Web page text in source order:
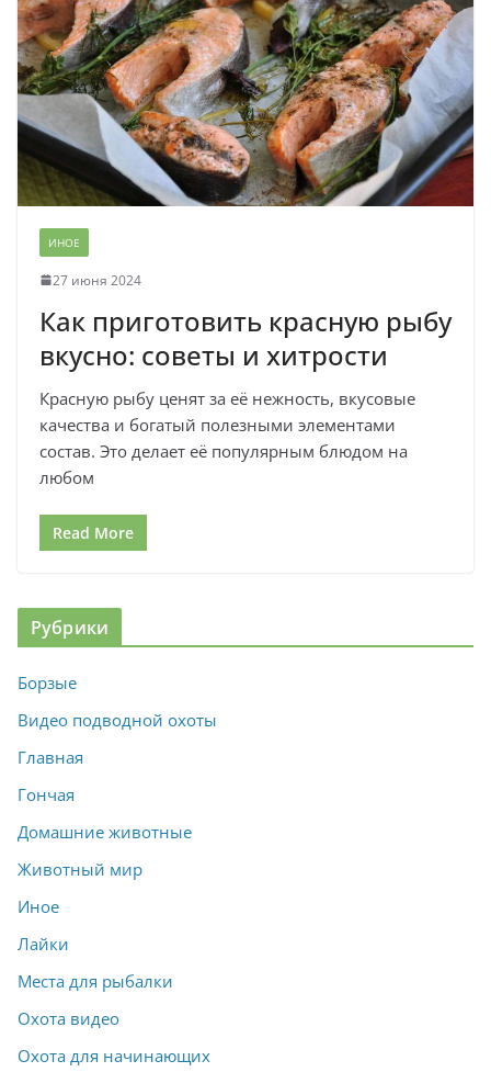
ИНОЕ
27 июня 2024
Как приготовить красную рыбу
вкусно: советы и хитрости
Красную рыбу ценят за её нежность, вкусовые
качества и богатый полезными элементами
состав. Это делает её популярным блюдом на
любом
Read More
Рубрики
Борзые
Видео подводной охоты
Главная
Гончая
Домашние животные
Животный мир
Иное
Лайки
Места для рыбалки
Охота видео
Охота для начинающих